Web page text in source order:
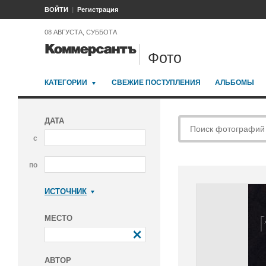
ВОЙТИ Регистрация
08 АВГУСТА, СУББОТА
Фото
КАТЕГОРИИ СВЕЖИЕ ПОСТУПЛЕНИЯ АЛЬБОМЫ
ДАТА
с
по
ИСТОЧНИК
МЕСТО
АВТОР